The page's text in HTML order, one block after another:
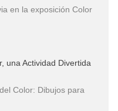
en la exposición Color
una Actividad Divertida
Color: Dibujos para